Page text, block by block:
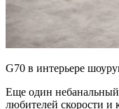
G70 в интерьере
Еще один небанальный
любителей скорости и